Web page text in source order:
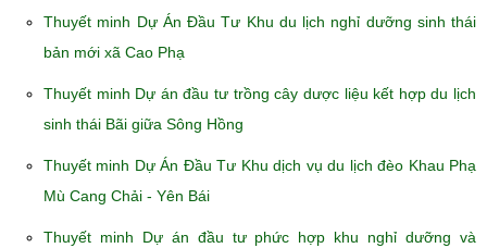
Thuyết minh Dự Án Đầu Tư Khu du lịch nghỉ dưỡng sinh thái
bản mới xã Cao Phạ
Thuyết minh Dự án đầu tư trồng cây dược liệu kết hợp du lịch
sinh thái Bãi giữa Sông Hồng
Thuyết minh Dự Án Đầu Tư Khu dịch vụ du lịch đèo Khau Phạ
Mù Cang Chải - Yên Bái
Thuyết minh Dự án đầu tư phức hợp khu nghỉ dưỡng và